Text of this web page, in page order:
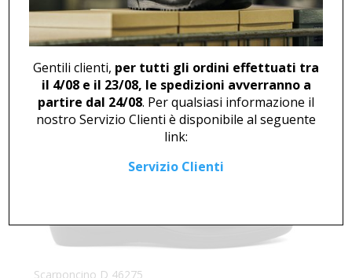
Polacco U 47397
136,00€
Scarponcino D 46275
Gentili clienti, per tutti gli ordini effettuati tra
il 4/08 e il 23/08, le spedizioni avverranno a
partire dal 24/08. Per qualsiasi informazione il
nostro Servizio Clienti è disponibile al seguente
link:
Servizio Clienti